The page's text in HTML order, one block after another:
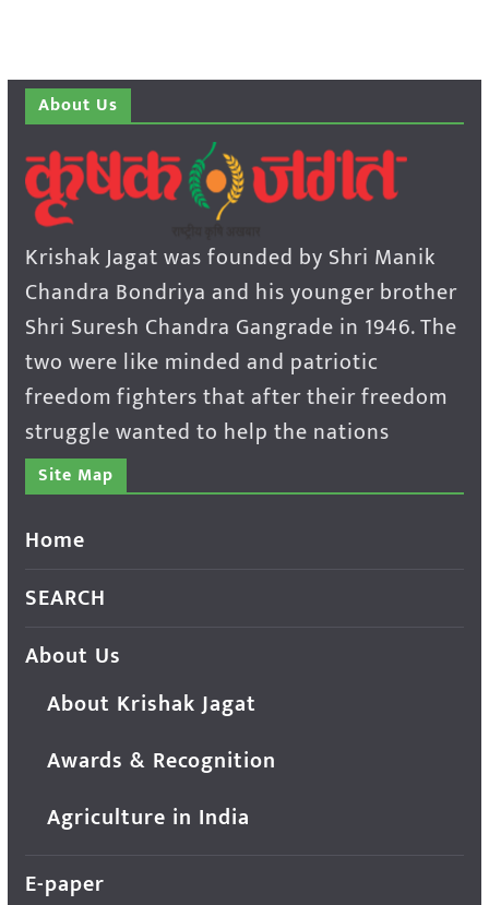
About Us
Krishak Jagat was founded by Shri Manik
Chandra Bondriya and his younger brother
Shri Suresh Chandra Gangrade in 1946. The
two were like minded and patriotic
freedom fighters that after their freedom
struggle wanted to help the nations
Site Map
Home
SEARCH
About Us
About Krishak Jagat
Awards & Recognition
Agriculture in India
E-paper